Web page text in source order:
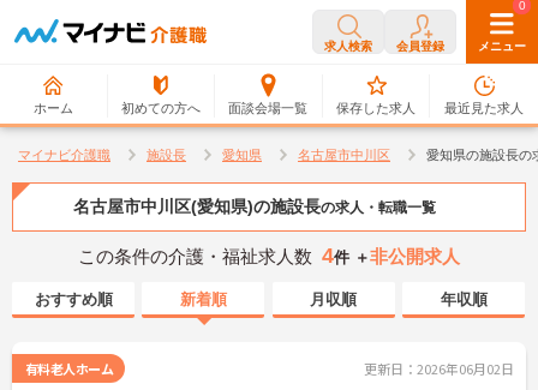
求人検索 会員登録 メニュー
ホーム 初めての方へ 面談会場一覧
0
保存した求人
0
最近見た求人
マイナビ介護職 施設長 愛知県 名古屋市中川区 愛知県の施設長の
名古屋市中川区(愛知県)の施設長の求人・転職一覧
この条件の介護・福祉求人数 4件 ＋非公開求人
おすすめ順 新着順 月収順 年収順
有料老人ホーム 更新日：2026年06月02日